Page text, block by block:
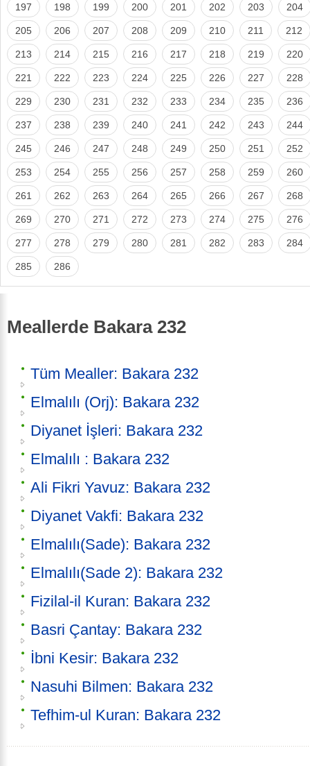
197 198 199 200 201 202 203 204
205 206 207 208 209 210 211 212
213 214 215 216 217 218 219 220
221 222 223 224 225 226 227 228
229 230 231 232 233 234 235 236
237 238 239 240 241 242 243 244
245 246 247 248 249 250 251 252
253 254 255 256 257 258 259 260
261 262 263 264 265 266 267 268
269 270 271 272 273 274 275 276
277 278 279 280 281 282 283 284
285 286
Meallerde Bakara 232
Tüm Mealler: Bakara 232
Elmalılı (Orj): Bakara 232
Diyanet İşleri: Bakara 232
Elmalılı : Bakara 232
Ali Fikri Yavuz: Bakara 232
Diyanet Vakfi: Bakara 232
Elmalılı(Sade): Bakara 232
Elmalılı(Sade 2): Bakara 232
Fizilal-il Kuran: Bakara 232
Basri Çantay: Bakara 232
İbni Kesir: Bakara 232
Nasuhi Bilmen: Bakara 232
Tefhim-ul Kuran: Bakara 232